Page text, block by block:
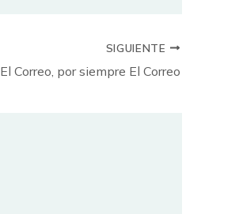
SIGUIENTE
El Correo, por siempre El Correo